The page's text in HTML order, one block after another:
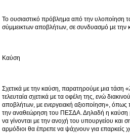
Το ουσιαστικό πρόβλημα από την υλοποίηση
σύμμεικτων αποβλήτων, σε συνδυασμό με την
Καύση
Σχετικά με την καύση, παρατηρούμε μια τάση
τελευταία σχετικά με τα οφέλη της, ενώ
αποβλήτων, με ενεργειακή αξιοποίηση», όπως
την αναθεώρηση του ΠΕΣΔΑ. Δηλαδή η καύση
να γίνονται με την ανοχή του υπουργείου
αρμόδιοι θα έπρεπε να ψάχνουν για επαρκείς